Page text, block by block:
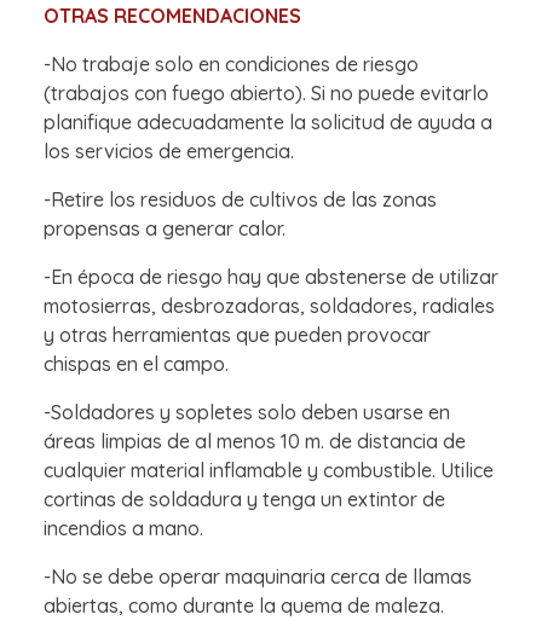
OTRAS RECOMENDACIONES
-No trabaje solo en condiciones de riesgo
(trabajos con fuego abierto). Si no puede evitarlo
planifique adecuadamente la solicitud de ayuda a
los servicios de emergencia.
-Retire los residuos de cultivos de las zonas
propensas a generar calor.
-En época de riesgo hay que abstenerse de utilizar
motosierras, desbrozadoras, soldadores, radiales
y otras herramientas que pueden provocar
chispas en el campo.
-Soldadores y sopletes solo deben usarse en
áreas limpias de al menos 10 m. de distancia de
cualquier material inflamable y combustible. Utilice
cortinas de soldadura y tenga un extintor de
incendios a mano.
-No se debe operar maquinaria cerca de llamas
abiertas, como durante la quema de maleza.